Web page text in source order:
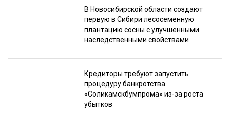
В Новосибирской области создают
первую в Сибири лесосеменную
плантацию сосны с улучшенными
наследственными свойствами
Кредиторы требуют запустить
процедуру банкротства
«Соликамскбумпрома» из-за роста
убытков